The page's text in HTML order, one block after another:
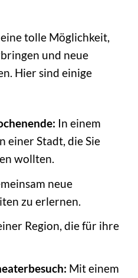
tolle Möglichkeit,
und neue
Hier sind einige
In einem
einer Stadt, die Sie
wollten.
neue
zu erlernen.
Region, die für ihre
Mit einem